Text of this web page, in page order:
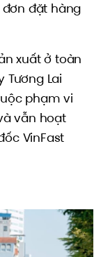
đơn đặt hàng
xuất ở toàn
Tương Lai
phạm vi
vẫn hoạt
VinFast